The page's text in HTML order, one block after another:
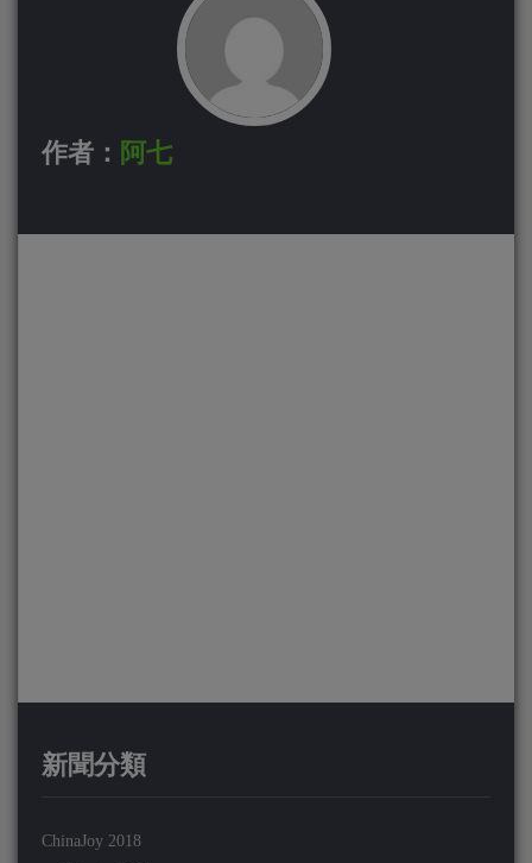
作者： 阿七
新聞分類
ChinaJoy 2018